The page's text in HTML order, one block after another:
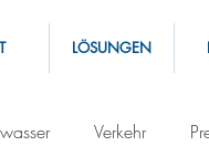
LÖSUNGEN
Verkehr